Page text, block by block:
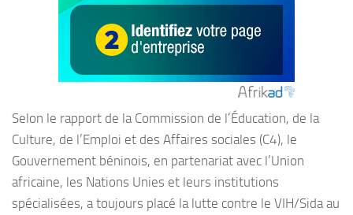
Selon le rapport de la Commission de l’Éducation, de la
Culture, de l’Emploi et des Affaires sociales (C4), le
Gouvernement béninois, en partenariat avec l’Union
africaine, les Nations Unies et leurs institutions
spécialisées, a toujours placé la lutte contre le VIH/Sida au